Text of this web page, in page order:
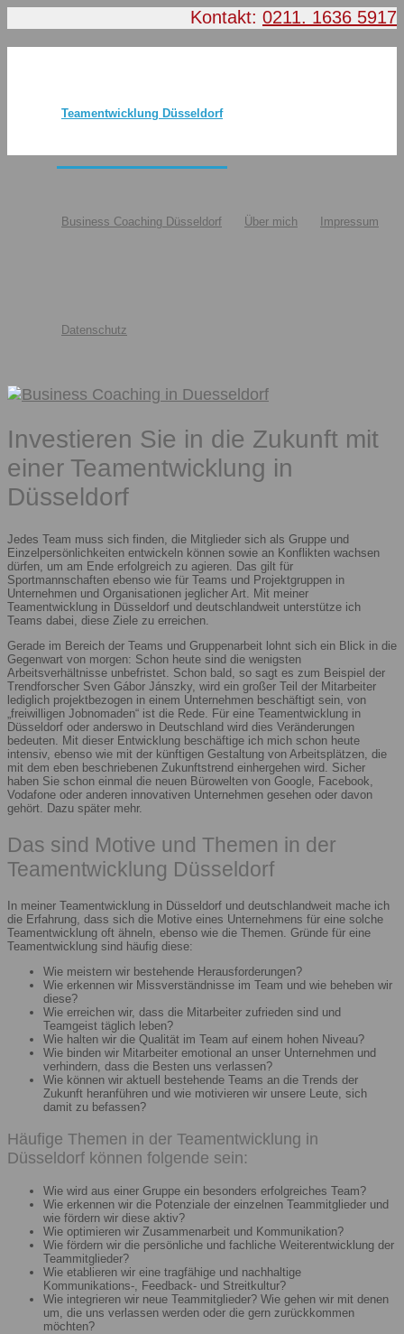
Kontakt: 0211. 1636 5917
Teamentwicklung Düsseldorf
Business Coaching Düsseldorf Über mich Impressum
Datenschutz
Investieren Sie in die Zukunft mit
einer Teamentwicklung in
Düsseldorf
Jedes Team muss sich finden, die Mitglieder sich als Gruppe und
Einzelpersönlichkeiten entwickeln können sowie an Konflikten wachsen
dürfen, um am Ende erfolgreich zu agieren. Das gilt für
Sportmannschaften ebenso wie für Teams und Projektgruppen in
Unternehmen und Organisationen jeglicher Art. Mit meiner
Teamentwicklung in Düsseldorf und deutschlandweit unterstütze ich
Teams dabei, diese Ziele zu erreichen.
Gerade im Bereich der Teams und Gruppenarbeit lohnt sich ein Blick in die
Gegenwart von morgen: Schon heute sind die wenigsten
Arbeitsverhältnisse unbefristet. Schon bald, so sagt es zum Beispiel der
Trendforscher Sven Gábor Jánszky, wird ein großer Teil der Mitarbeiter
lediglich projektbezogen in einem Unternehmen beschäftigt sein, von
„freiwilligen Jobnomaden“ ist die Rede. Für eine Teamentwicklung in
Düsseldorf oder anderswo in Deutschland wird dies Veränderungen
bedeuten. Mit dieser Entwicklung beschäftige ich mich schon heute
intensiv, ebenso wie mit der künftigen Gestaltung von Arbeitsplätzen, die
mit dem eben beschriebenen Zukunftstrend einhergehen wird. Sicher
haben Sie schon einmal die neuen Bürowelten von Google, Facebook,
Vodafone oder anderen innovativen Unternehmen gesehen oder davon
gehört. Dazu später mehr.
Das sind Motive und Themen in der
Teamentwicklung Düsseldorf
In meiner Teamentwicklung in Düsseldorf und deutschlandweit mache ich
die Erfahrung, dass sich die Motive eines Unternehmens für eine solche
Teamentwicklung oft ähneln, ebenso wie die Themen. Gründe für eine
Teamentwicklung sind häufig diese:
Wie meistern wir bestehende Herausforderungen?
Wie erkennen wir Missverständnisse im Team und wie beheben wir
diese?
Wie erreichen wir, dass die Mitarbeiter zufrieden sind und
Teamgeist täglich leben?
Wie halten wir die Qualität im Team auf einem hohen Niveau?
Wie binden wir Mitarbeiter emotional an unser Unternehmen und
verhindern, dass die Besten uns verlassen?
Wie können wir aktuell bestehende Teams an die Trends der
Zukunft heranführen und wie motivieren wir unsere Leute, sich
damit zu befassen?
Häufige Themen in der Teamentwicklung in
Düsseldorf können folgende sein:
Wie wird aus einer Gruppe ein besonders erfolgreiches Team?
Wie erkennen wir die Potenziale der einzelnen Teammitglieder und
wie fördern wir diese aktiv?
Wie optimieren wir Zusammenarbeit und Kommunikation?
Wie fördern wir die persönliche und fachliche Weiterentwicklung der
Teammitglieder?
Wie etablieren wir eine tragfähige und nachhaltige
Kommunikations-, Feedback- und Streitkultur?
Wie integrieren wir neue Teammitglieder? Wie gehen wir mit denen
um, die uns verlassen werden oder die gern zurückkommen
möchten?